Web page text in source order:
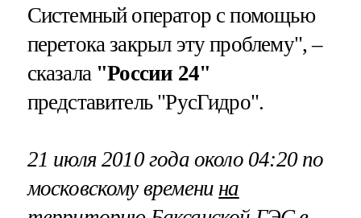
Системный оператор с помощью
перетока закрыл эту проблему", –
сказала "России 24"
представитель "РусГидро".
21 июля 2010 года около 04:20 по
московскому времени на